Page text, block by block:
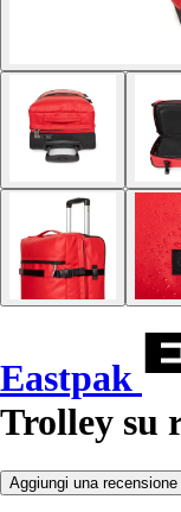
Eastpak
Trolley su
Aggiungi una recensione